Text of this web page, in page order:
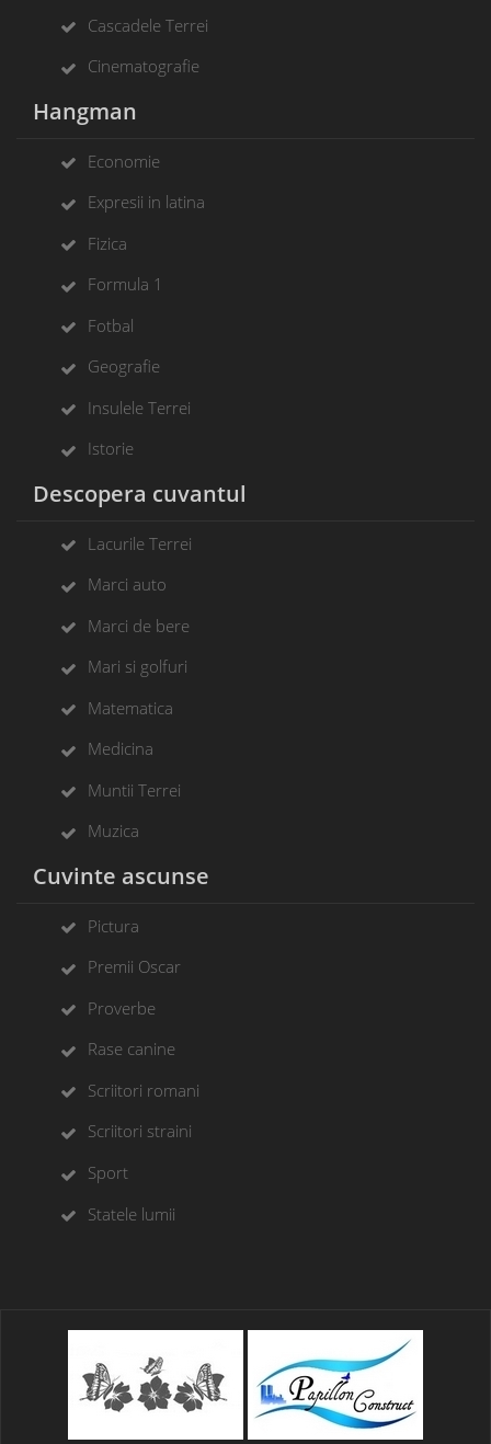
Cascadele Terrei
Cinematografie
Hangman
Economie
Expresii in latina
Fizica
Formula 1
Fotbal
Geografie
Insulele Terrei
Istorie
Descopera cuvantul
Lacurile Terrei
Marci auto
Marci de bere
Mari si golfuri
Matematica
Medicina
Muntii Terrei
Muzica
Cuvinte ascunse
Pictura
Premii Oscar
Proverbe
Rase canine
Scriitori romani
Scriitori straini
Sport
Statele lumii